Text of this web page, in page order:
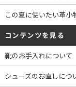
この夏に使いたい革小
コンテンツを見る
靴のお手入れについて
シューズのお直しにつ